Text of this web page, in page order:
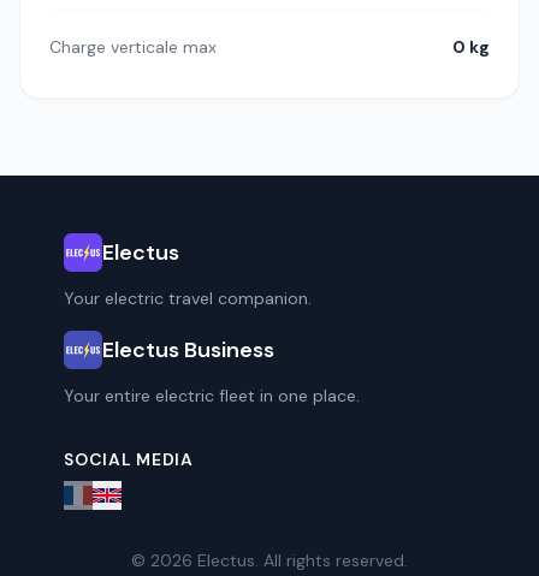
Charge verticale max 0 kg
Electus
Your electric travel companion.
Electus Business
Your entire electric fleet in one place.
SOCIAL MEDIA
© 2026 Electus. All rights reserved.